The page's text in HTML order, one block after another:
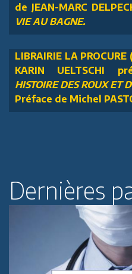
de JEAN-MARC
VIE AU BAGNE.
LIBRAIRIE LA
KARIN UELTSCHI
HISTOIRE DES ROUX ET
Préface de Michel
Dernières